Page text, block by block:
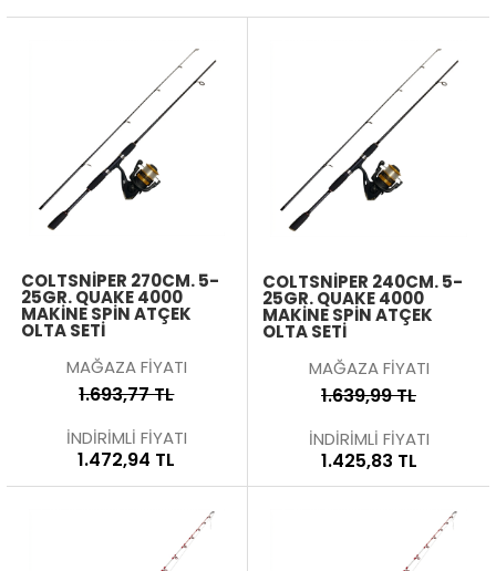
COLTSNIPER 270CM. 5-
25GR. QUAKE 4000
MAKINE SPIN ATÇEK
OLTA SETI
MAĞAZA FİYATI
1.693,77 TL
İNDİRİMLİ FİYATI
1.472,94 TL
COLTSNIPER 240CM. 5-
25GR. QUAKE 4000
MAKINE SPIN ATÇEK
OLTA SETI
MAĞAZA FİYATI
1.639,99 TL
İNDİRİMLİ FİYATI
1.425,83 TL